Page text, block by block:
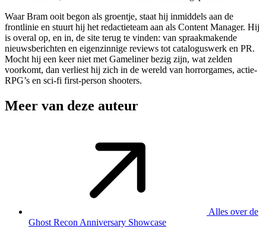
Waar Bram ooit begon als groentje, staat hij inmiddels aan de
frontlinie en stuurt hij het redactieteam aan als Content Manager. Hij
is overal op, en in, de site terug te vinden: van spraakmakende
nieuwsberichten en eigenzinnige reviews tot cataloguswerk en PR.
Mocht hij een keer niet met Gameliner bezig zijn, wat zelden
voorkomt, dan verliest hij zich in de wereld van horrorgames, actie-
RPG’s en sci-fi first-person shooters.
Meer van deze auteur
Alles over de
Ghost Recon Anniversary Showcase